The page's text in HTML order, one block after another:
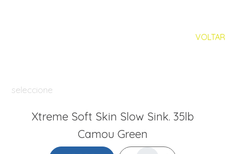
VOLTAR
seleccione
Xtreme Soft Skin Slow Sink. 35lb
Camou Green